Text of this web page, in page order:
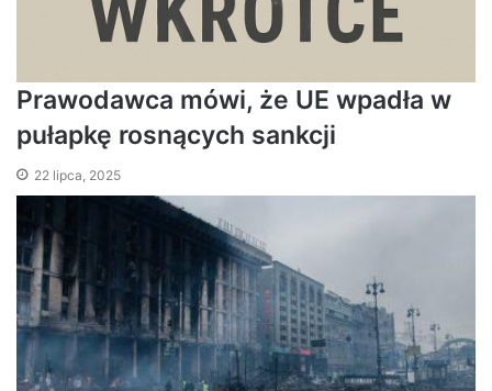
Prawodawca mówi, że UE wpadła w
pułapkę rosnących sankcji
22 lipca, 2025